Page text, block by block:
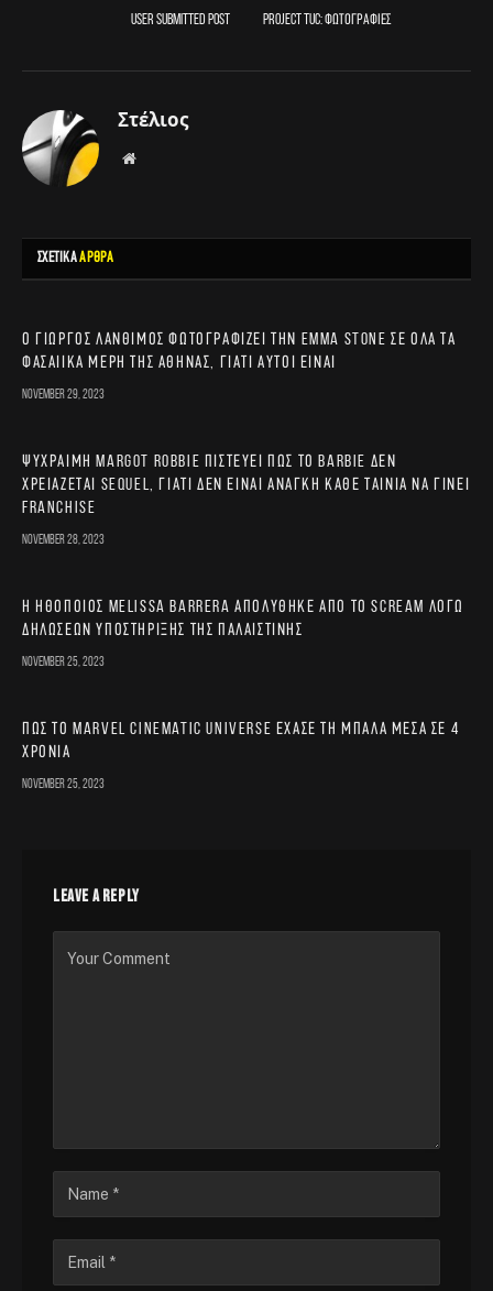
User Submitted Post Project TUC: Φωτογραφίες
Στέλιος
Website
ΣΧΕΤΙΚΑΑΡΘΡΑ
Ο Γιώργος Λάνθιμος φωτογραφίζει την Emma Stone σε όλα τα
φασαίικα μέρη της Αθήνας, γιατί αυτοί είναι
November 29, 2023
Ψύχραιμη Margot Robbie πιστεύει πως το Barbie δεν
χρειάζεται sequel, γιατί δεν είναι ανάγκη κάθε ταινία να γίνει
franchise
November 28, 2023
Η ηθοποιός Melissa Barrera απολύθηκε από το Scream λόγω
δηλώσεων υποστήριξης της Παλαιστίνης
November 25, 2023
Πώς το Marvel Cinematic Universe έχασε τη μπάλα μέσα σε 4
χρόνια
November 25, 2023
LEAVE A REPLY